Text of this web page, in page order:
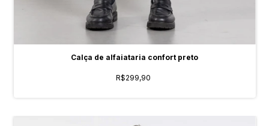
Calça de alfaiataria confort preto
R$299,90